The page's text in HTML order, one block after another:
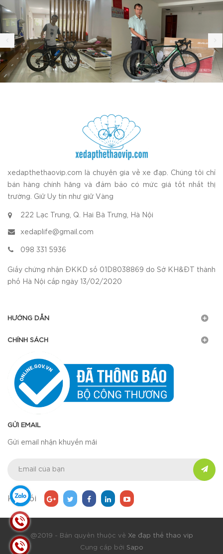
xedapthethaovip.com là chuyên gia về xe đạp. Chúng tôi chỉ
bán hàng chính hãng và đảm bảo có mức giá tốt nhất thị
trường. Giữ Uy tín như giữ Vàng
222 Lạc Trung, Q. Hai Bà Trưng, Hà Nội
xedaplife@gmail.com
098 331 5936
Giấy chứng nhận ĐKKD số 01D8038869 do Sở KH&ĐT thành
phố Hà Nội cấp ngày 13/02/2020
HƯỚNG DẪN
CHÍNH SÁCH
GỬI EMAIL
Gửi email nhận khuyến mãi
Kết nối
@2019 - Bản quyền thuộc về Xe đạp thể thao vip
Cung cấp bởi Sapo